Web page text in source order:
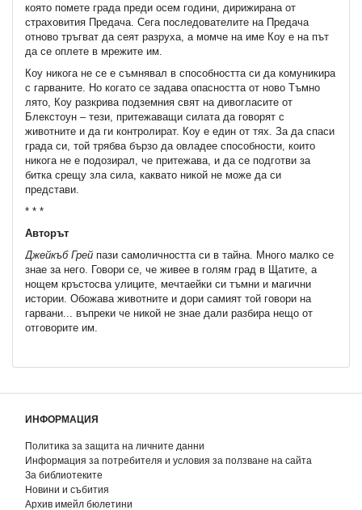
която помете града преди осем години, дирижирана от
страховития Предача. Сега последователите на Предача
отново тръгват да сеят разруха, а момче на име Коу е на път
да се оплете в мрежите им.
Коу никога не се е съмнявал в способността си да комуникира
с гарваните. Но когато се задава опасността от ново Тъмно
лято, Коу разкрива подземния свят на дивогласите от
Блекстоун – тези, притежаващи силата да говорят с
животните и да ги контролират. Коу е един от тях. За да спаси
града си, той трябва бързо да овладее способности, които
никога не е подозирал, че притежава, и да се подготви за
битка срещу зла сила, каквато никой не може да си
представи.
* * *
Авторът
Джейкъб Грей пази самоличността си в тайна. Много малко се
знае за него. Говори се, че живее в голям град в Щатите, а
нощем кръстосва улиците, мечтаейки си тъмни и магични
истории. Обожава животните и дори самият той говори на
гарвани... въпреки че никой не знае дали разбира нещо от
отговорите им.
ИНФОРМАЦИЯ
Политика за защита на личните данни
Информация за потребителя и условия за ползване на сайта
За библиотеките
Новини и събития
Архив имейл бюлетини